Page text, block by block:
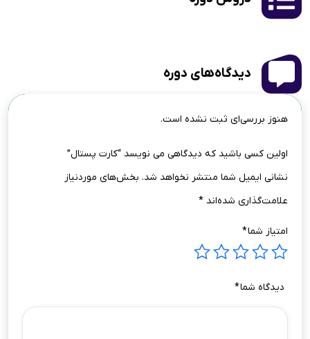
دیدگاه‌های دوره
هنوز بررسی‌ای ثبت نشده است.
اولین کسی باشید که دیدگاهی می نویسد “کارت پستال”
نشانی ایمیل شما منتشر نخواهد شد. بخش‌های موردنیاز
علامت‌گذاری شده‌اند *
امتیاز شما*
دیدگاه شما*